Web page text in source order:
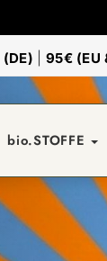
95€ (EU
bio.STOFFE